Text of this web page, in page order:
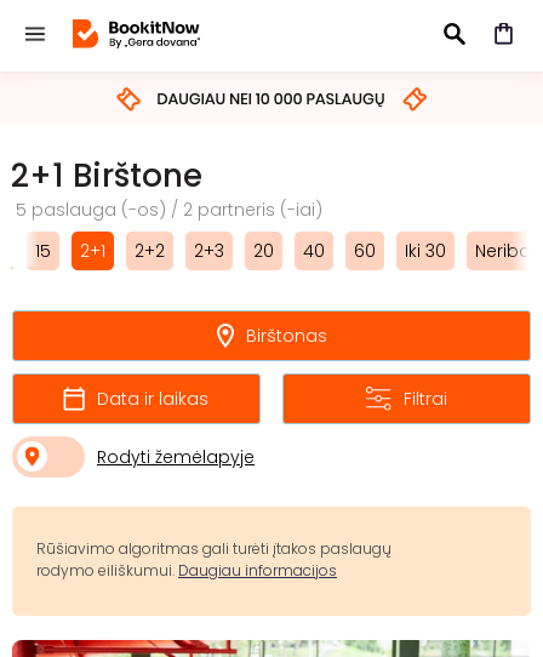
IEŠKOTI
2+1 Birštone
5 paslauga (-os) / 2 partneris (-iai)
15 2+1 2+2 2+3 20 40 60 Iki 30
Birštonas
Data ir laikas Filtrai
Rodyti žemėlapyje
Rūšiavimo algoritmas gali turėti įtakos paslaugų
rodymo eiliškumui. Daugiau informacijos